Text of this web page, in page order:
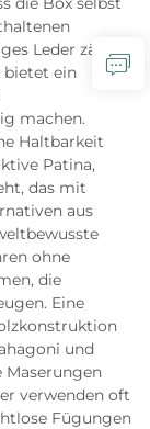
Leder zählt
bietet ein
machen.
Haltbarkeit
Patina,
das mit
aus
ohne
die
Eine
und
Maserungen
verwenden oft
Fügungen